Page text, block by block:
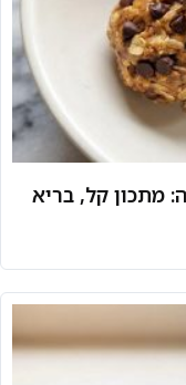
מתכון קל, בריא